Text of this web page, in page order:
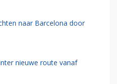
naar Barcelona door
nieuwe route vanaf